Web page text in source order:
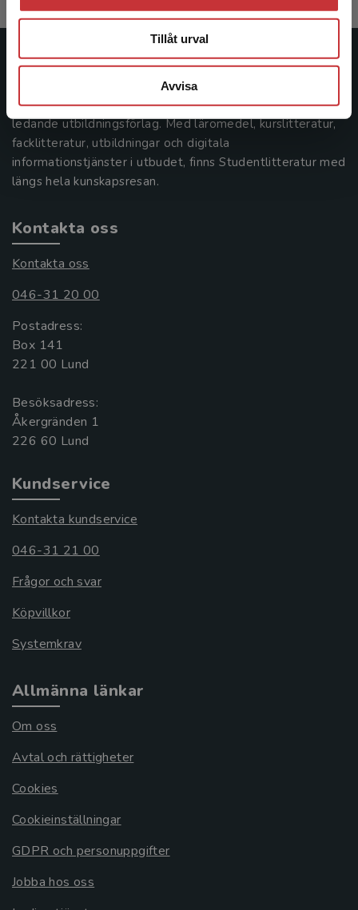
Tillåt urval
Avvisa
Studentlitteratur
Studentlitteratur grundades 1963 och är idag Sveriges
ledande utbildningsförlag. Med läromedel, kurslitteratur,
facklitteratur, utbildningar och digitala
informationstjänster i utbudet, finns Studentlitteratur med
längs hela kunskapsresan.
Kontakta oss
Kontakta oss
046-31 20 00
Postadress:
Box 141
221 00 Lund
Besöksadress:
Åkergränden 1
Kundservice
Kontakta kundservice
046-31 21 00
Frågor och svar
Köpvillkor
Systemkrav
Allmänna länkar
Om oss
Avtal och rättigheter
Cookies
Cookieinställningar
GDPR och personuppgifter
Jobba hos oss